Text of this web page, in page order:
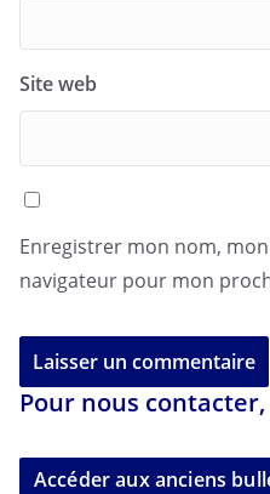
Site web
Enregistrer mon nom,
navigateur pour mon
Pour nous
Accéder aux anciens